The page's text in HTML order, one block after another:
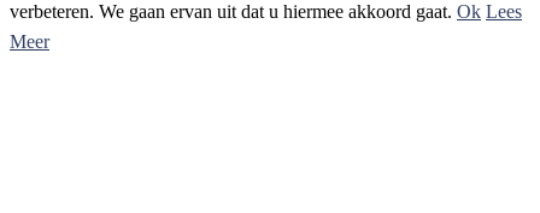
verbeteren. We gaan ervan uit dat u hiermee akkoord gaat. Ok Lees
Meer